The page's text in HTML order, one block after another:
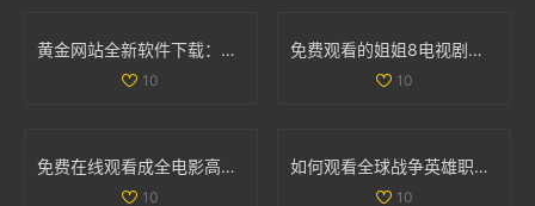
黄金网站全新软件下载：快速获取最新投资资讯与市场动态
10
免费观看的姐姐8电视剧全集，畅享精彩剧情与人生故事
10
免费在线观看成全电影高清国语版，畅享精彩剧情和感人故事
10
如何观看全球战争英雄职业赛事的最新信息与平台推荐
10